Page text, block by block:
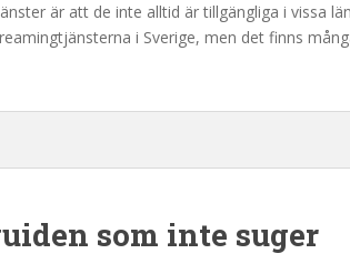
är att de inte alltid är tillgängliga i vissa
i Sverige, men det finns
som inte suger